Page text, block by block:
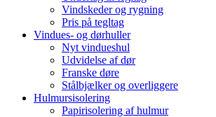
Vindskeder og rygning
Pris på tegltag
Vindues- og dørhuller
Nyt vindueshul
Udvidelse af dør
Franske døre
Stålbjælker og overliggere
Hulmursisolering
Papirisolering af hulmur